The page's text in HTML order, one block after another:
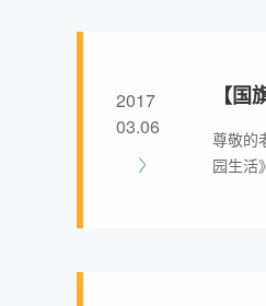
2017
03.06
【
尊敬的
园生活